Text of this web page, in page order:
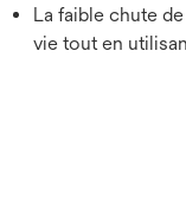
La faible chute
vie tout en